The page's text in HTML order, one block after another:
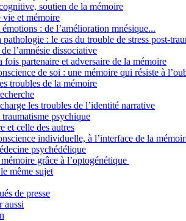
soutien de la mémoire
et mémoire
: de l’amélioration mnésique...
pathologie : le cas du trouble de stress post-
l’amnésie dissociative
fois partenaire et adversaire de la mémoire
de soi : une mémoire qui résiste à
troubles de la mémoire
les troubles de l’identité narrative
psychique
et celle des autres
individuelle, à l’interface de la
psychédélique
grâce à l’optogénétique
même sujet
de presse
aussi